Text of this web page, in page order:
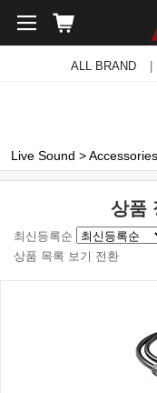
ALL BRAND
Live Sound >
상품
최신등록순
상품 목록 보기 전환